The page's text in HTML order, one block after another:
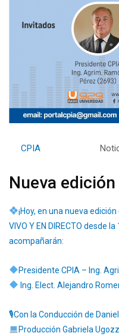
CPIA
Nueva
¡Hoy, en una nueva
VIVO Y EN DIRECTO desde
acompañarán:
Presidente CPIA – Ing.
Ing. Elect. Alejandro
🎙Con la Conducción de
Producción Gabriela